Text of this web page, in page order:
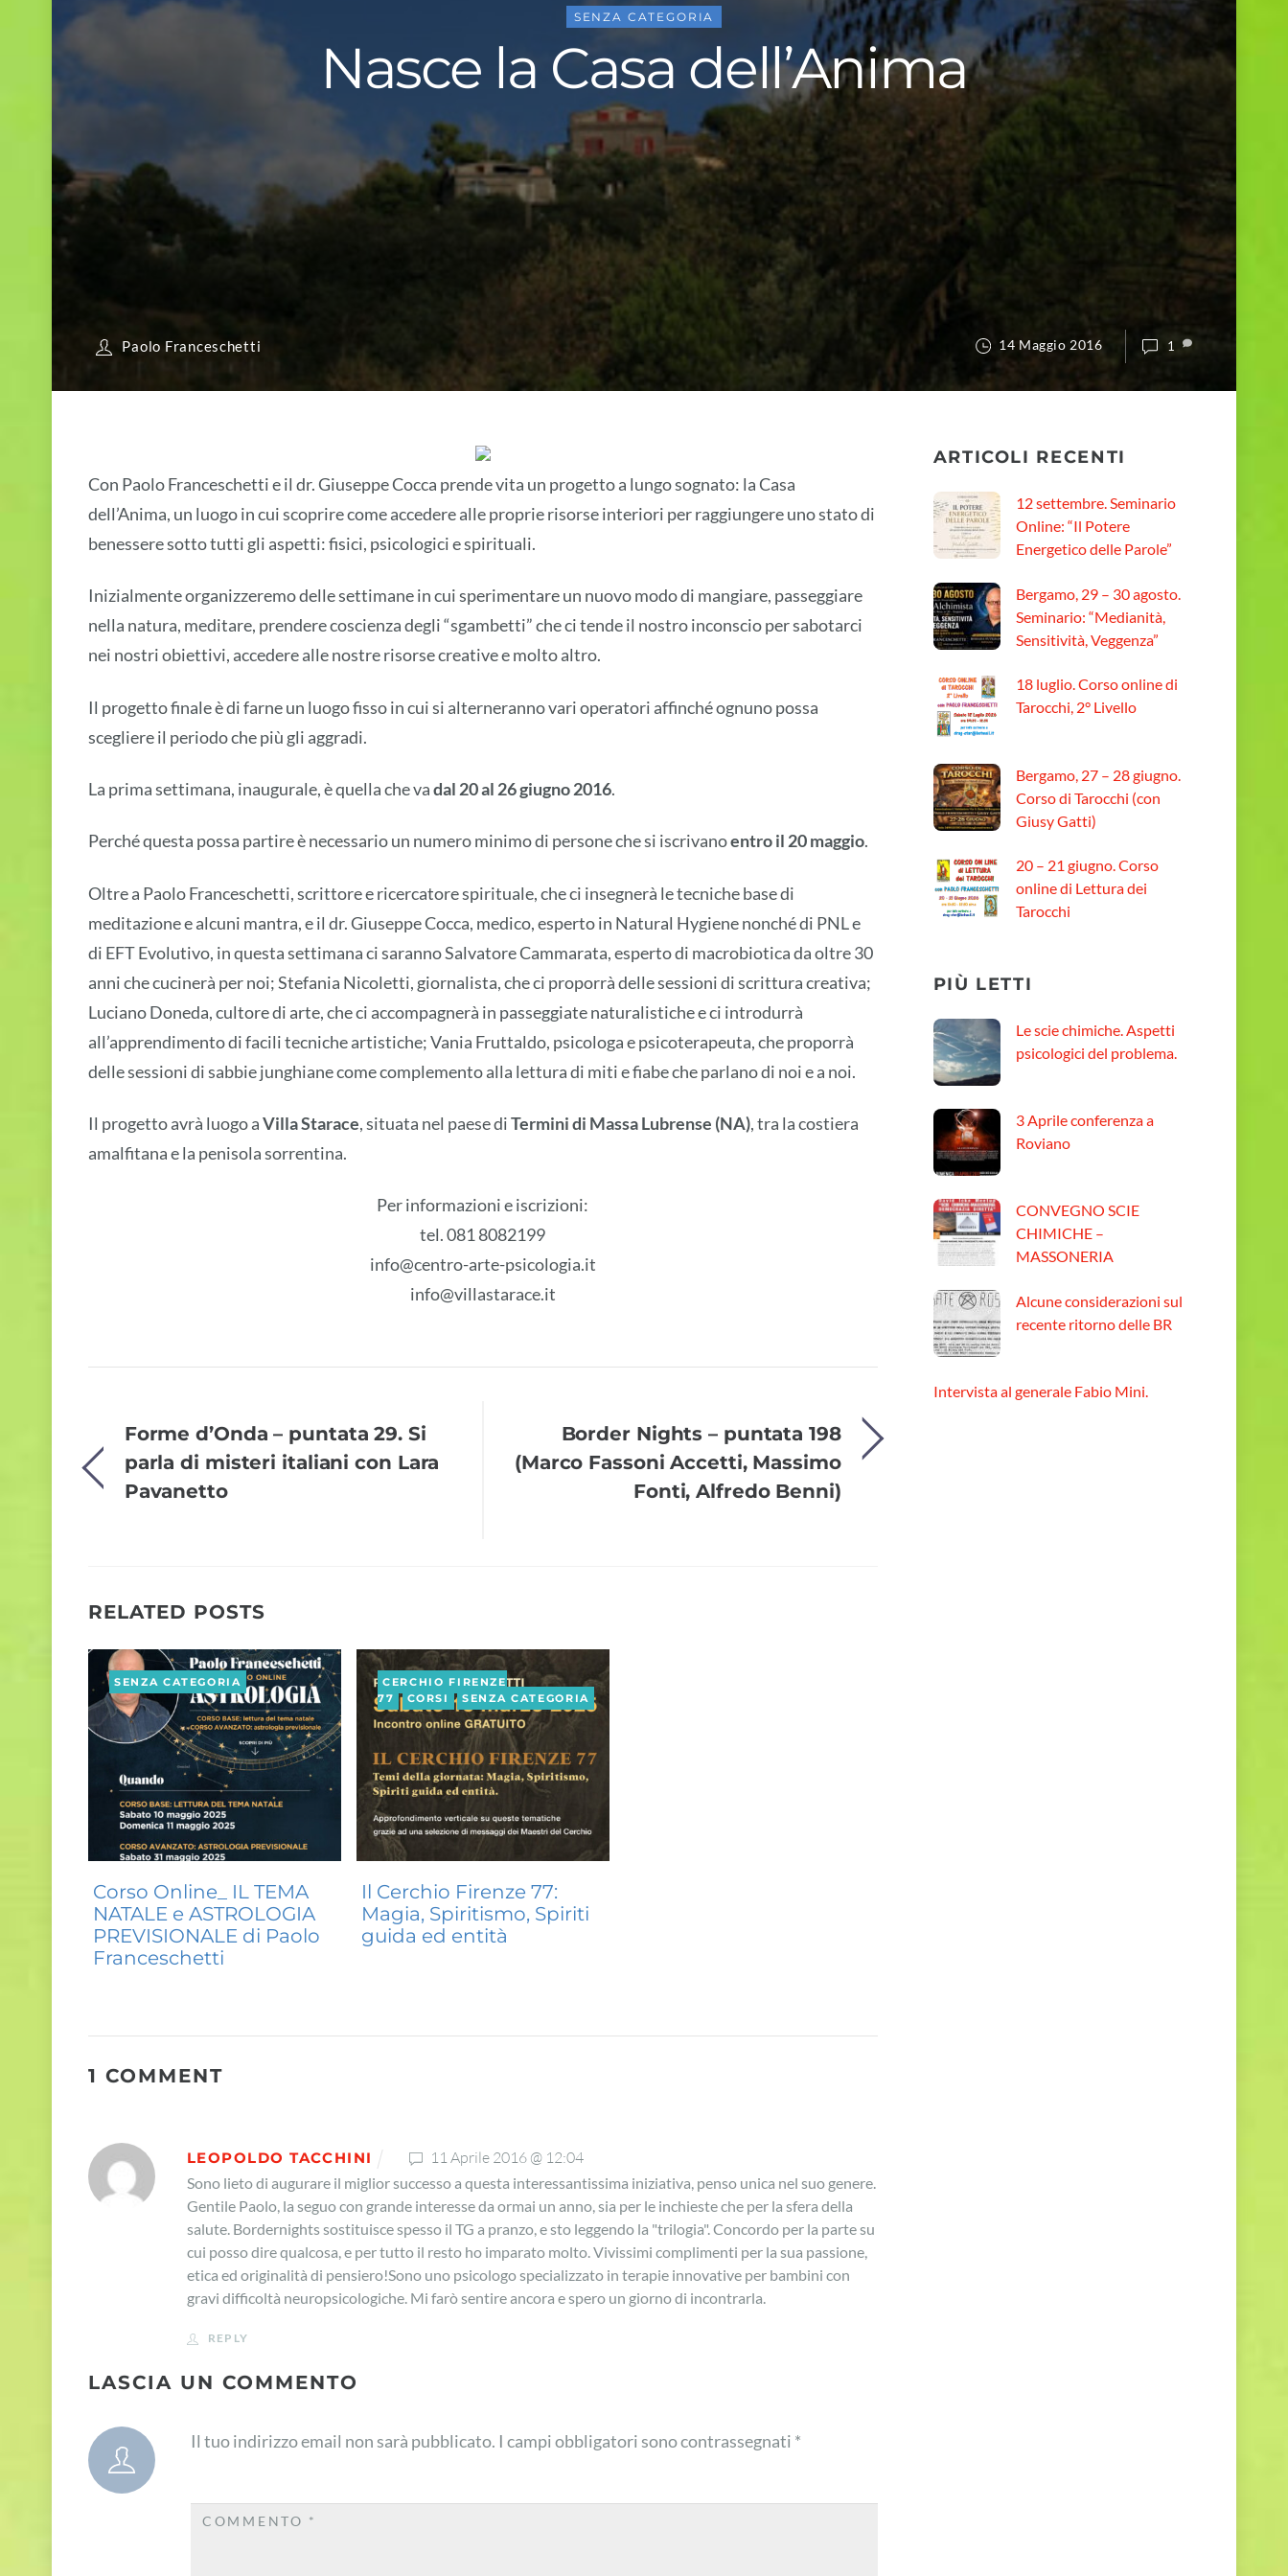
14 Maggio 2016
Nasce la Casa dell’Anima
Paolo Franceschetti
SENZA CATEGORIA
1
Con Paolo Franceschetti e il dr. Giuseppe Cocca prende vita un progetto a lungo sognato: la Casa
dell’Anima, un luogo in cui scoprire come accedere alle proprie risorse interiori per raggiungere uno stato di
benessere sotto tutti gli aspetti: fisici, psicologici e spirituali.
Inizialmente organizzeremo delle settimane in cui sperimentare un nuovo modo di mangiare, passeggiare
nella natura, meditare, prendere coscienza degli “sgambetti” che ci tende il nostro inconscio per sabotarci
nei nostri obiettivi, accedere alle nostre risorse creative e molto altro.
Il progetto finale è di farne un luogo fisso in cui si alterneranno vari operatori affinché ognuno possa
scegliere il periodo che più gli aggradi.
La prima settimana, inaugurale, è quella che vadal 20 al 26 giugno 2016.
Perché questa possa partire è necessario un numero minimo di persone che si iscrivanoentro il 20 maggio.
Oltre a Paolo Franceschetti, scrittore e ricercatore spirituale, che ci insegnerà le tecniche base di
meditazione e alcuni mantra, e il dr. Giuseppe Cocca, medico, esperto in Natural Hygiene nonché di PNL e
di EFT Evolutivo, in questa settimana ci saranno Salvatore Cammarata, esperto di macrobiotica da oltre 30
anni che cucinerà per noi; Stefania Nicoletti, giornalista, che ci proporrà delle sessioni di scrittura creativa;
Luciano Doneda, cultore di arte, che ci accompagnerà in passeggiate naturalistiche e ci introdurrà
all’apprendimento di facili tecniche artistiche; Vania Fruttaldo, psicologa e psicoterapeuta, che proporrà
delle sessioni di sabbie junghiane come complemento alla lettura di miti e fiabe che parlano di noi e a noi.
Il progetto avrà luogo aVilla Starace, situata nel paese diTermini di Massa Lubrense (NA), tra la costiera
amalfitana e la penisola sorrentina.
Per informazioni e iscrizioni:
tel. 081 8082199
info@centro-arte-psicologia.it
info@villastarace.it
Forme d’Onda – puntata 29. Si
parla di misteri italiani con Lara
Pavanetto
Border Nights – puntata 198
(Marco Fassoni Accetti, Massimo
Fonti, Alfredo Benni)
RELATED POSTS
SENZA CATEGORIA
Corso Online_ IL TEMA
NATALE e ASTROLOGIA
PREVISIONALE di Paolo
Franceschetti
CERCHIO FIRENZE
77
CORSI SENZA CATEGORIA
Il Cerchio Firenze 77:
Magia, Spiritismo, Spiriti
guida ed entità
1 COMMENT
LEOPOLDO TACCHINI 11 Aprile 2016 @ 12:04
Sono lieto di augurare il miglior successo a questa interessantissima iniziativa, penso unica nel suo genere.
Gentile Paolo, la seguo con grande interesse da ormai un anno, sia per le inchieste che per la sfera della
salute. Bordernights sostituisce spesso il TG a pranzo, e sto leggendo la "trilogia". Concordo per la parte su
cui posso dire qualcosa, e per tutto il resto ho imparato molto. Vivissimi complimenti per la sua passione,
etica ed originalità di pensiero!Sono uno psicologo specializzato in terapie innovative per bambini con
gravi difficoltà neuropsicologiche. Mi farò sentire ancora e spero un giorno di incontrarla.
REPLY
LASCIA UN COMMENTO
Il tuo indirizzo email non sarà pubblicato. I campi obbligatori sono contrassegnati *
COMMENTO *
ARTICOLI RECENTI
12 settembre. Seminario
Online: “Il Potere
Energetico delle Parole”
Bergamo, 29 – 30 agosto.
Seminario: “Medianità,
Sensitività, Veggenza”
18 luglio. Corso online di
Tarocchi, 2° Livello
Bergamo, 27 – 28 giugno.
Corso di Tarocchi (con
Giusy Gatti)
20 – 21 giugno. Corso
online di Lettura dei
Tarocchi
PIÙ LETTI
Le scie chimiche. Aspetti
psicologici del problema.
3 Aprile conferenza a
Roviano
CONVEGNO SCIE
CHIMICHE –
MASSONERIA
Alcune considerazioni sul
recente ritorno delle BR
Intervista al generale Fabio Mini.